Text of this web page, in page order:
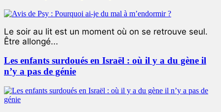
Le soir au lit est un moment où on se retrouve seul.
Être allongé...
Les enfants surdoués en Israël : où il y a du gène il
n’y a pas de génie